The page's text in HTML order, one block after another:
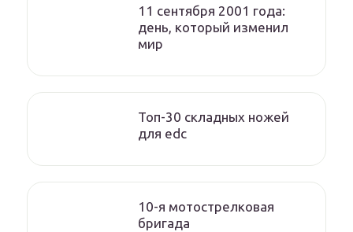
11 сентября 2001 года:
день, который изменил
мир
Топ-30 складных ножей
для edc
10-я мотострелковая
бригада